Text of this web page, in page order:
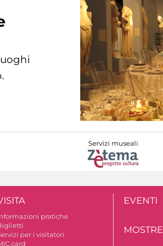
Servizi museali
pratiche
per i visitatori
card
EVENTI
MOSTRE